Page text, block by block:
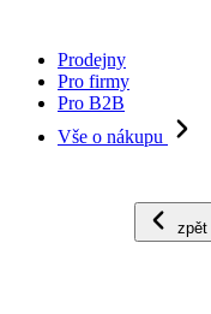
Prodejny
Pro firmy
Pro B2B
Vše o nákupu
zpět